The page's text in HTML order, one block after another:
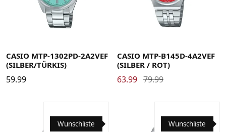
CASIO MTP-1302PD-2A2VEF
(SILBER/TÜRKIS)
59.99
CASIO MTP-B145D-4A2VEF
(SILBER / ROT)
63.99 79.99
Wunschliste Wunschliste